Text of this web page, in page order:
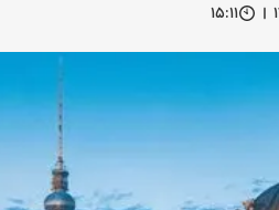
۱۵:۱۱